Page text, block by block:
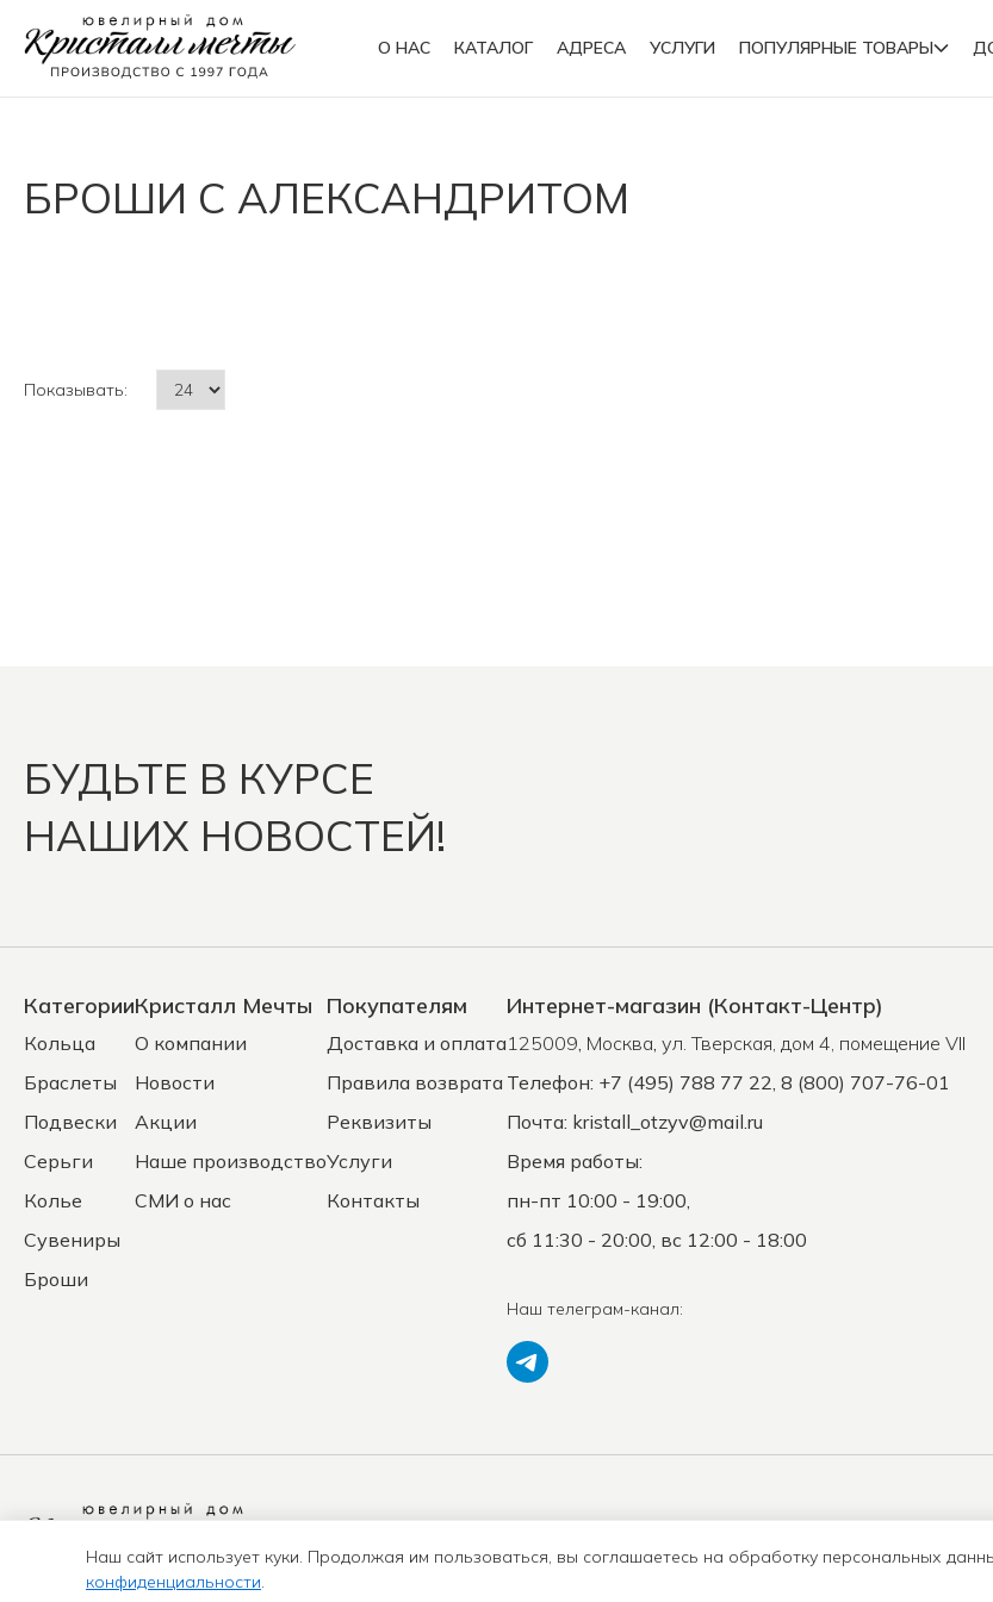
О НАС КАТАЛОГ АДРЕСА УСЛУГИ ПОПУЛЯРНЫЕ ТОВАРЫ
БРОШИ С АЛЕКСАНДРИТОМ
Показывать:
БУДЬТЕ В КУРСЕ
НАШИХ НОВОСТЕЙ!
Категории
Кольца
Браслеты
Подвески
Серьги
Колье
Сувениры
Броши
Кристалл Мечты
О компании
Новости
Акции
Наше производство
СМИ о нас
Покупателям
Доставка и оплата
Правила возврата
Реквизиты
Услуги
Контакты
Интернет-магазин (Контакт-Центр)
125009, Москва, ул. Тверская, дом 4, помещение VII
Телефон: +7 (495) 788 77 22, 8 (800) 707-76-01
Почта: kristall_otzyv@mail.ru
Время работы:
пн-пт 10:00 - 19:00,
сб 11:30 - 20:00, вс 12:00 - 18:00
Наш телеграм-канал:
Политика
конфиденциальности
Положение о защите
Наш сайт использует куки. Продолжая им пользоваться, вы соглашаетесь на обработку персональных
конфиденциальности.